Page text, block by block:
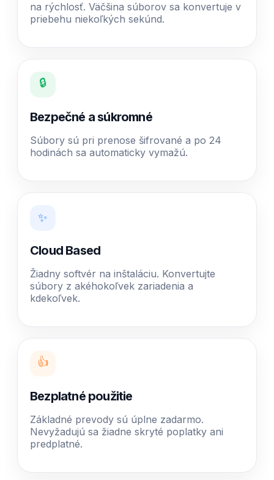
na rýchlosť. Väčšina súborov sa konvertuje v
priebehu niekoľkých sekúnd.
🔒
Bezpečné a súkromné
Súbory sú pri prenose šifrované a po 24
hodinách sa automaticky vymažú.
✨
Cloud Based
Žiadny softvér na inštaláciu. Konvertujte
súbory z akéhokoľvek zariadenia a
kdekoľvek.
👍
Bezplatné použitie
Základné prevody sú úplne zadarmo.
Nevyžadujú sa žiadne skryté poplatky ani
predplatné.